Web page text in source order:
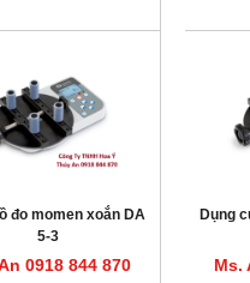
đo momen xoắn DA
5-3
0918 844 870
Dụng
Ms.